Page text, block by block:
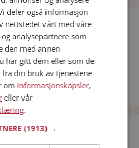
:Trond86123
gratis!
deler også informasjon
nettstedet vårt med våre
analysepartnere som
den med annen
har gitt dem eller som de
din bruk av tjenestene
om informasjonskapsler,
eller vår
.
(1913) →